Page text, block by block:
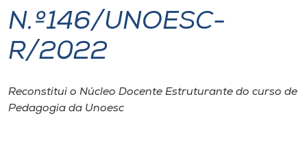
I.nova
Cultura
N.º146/UNOESC-
R/2022
Reconstitui o Núcleo Docente Estruturante do curso de
Pedagogia da Unoesc